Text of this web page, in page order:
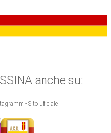
anche su:
- Sito ufficiale